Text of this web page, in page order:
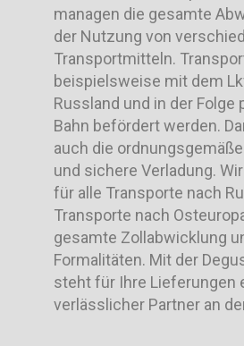
managen die gesamte
der Nutzung von
Transportmitteln.
beispielsweise mit dem
Russland und in der Folge
Bahn befördert werden.
auch die
und sichere Verladung.
für alle Transporte nach
Transporte nach
gesamte Zollabwicklung
Formalitäten. Mit der
steht für Ihre Lieferungen
verlässlicher Partner an